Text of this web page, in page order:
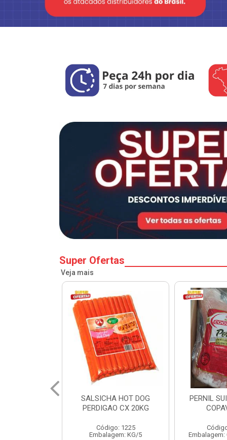
Super Ofertas
Veja mais
PERNIL SUINO C/OSSO
COPAVEL KG
Código: 12301
Embalagem: CX/± 19,56 KG